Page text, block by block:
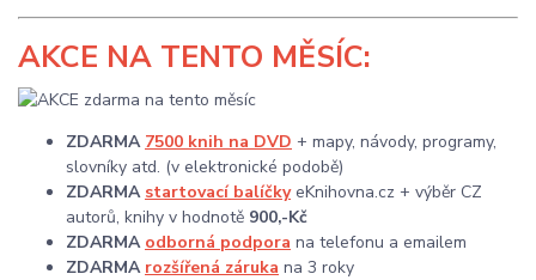
AKCE NA TENTO MĚSÍC:
ZDARMA 7500 knih na DVD + mapy, návody, programy,
slovníky atd. (v elektronické podobě)
ZDARMA startovací balíčkyeKnihovna.cz + výběr CZ
autorů, knihy v hodnotě 900,-Kč
ZDARMA odborná podpora na telefonu a emailem
ZDARMA rozšířená záruka na 3 roky